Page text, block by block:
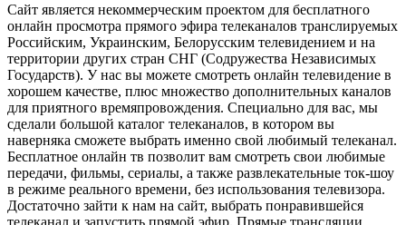
Сайт является некоммерческим проектом для бесплатного
онлайн просмотра прямого эфира телеканалов транслируемых
Российским, Украинским, Белорусским телевидением и на
территории других стран СНГ (Содружества Независимых
Государств). У нас вы можете смотреть онлайн телевидение в
хорошем качестве, плюс множество дополнительных каналов
для приятного времяпровождения. Специально для вас, мы
сделали большой каталог телеканалов, в котором вы
наверняка сможете выбрать именно свой любимый телеканал.
Бесплатное онлайн тв позволит вам смотреть свои любимые
передачи, фильмы, сериалы, а также развлекательные ток-шоу
в режиме реального времени, без использования телевизора.
Достаточно зайти к нам на сайт, выбрать понравившейся
телеканал и запустить прямой эфир. Прямые трансляции